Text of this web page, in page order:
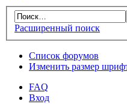
Расширенный поиск
Список форумов
Изменить размер
FAQ
Вход